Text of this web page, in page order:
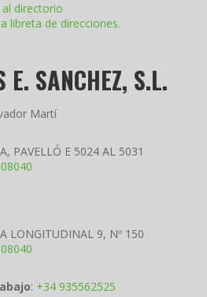
al directorio
libreta de direcciones.
E. SANCHEZ, S.L.
Martí
PAVELLÓ E 5024 AL 5031
08040
LONGITUDINAL 9, Nº 150
08040
: +34 935562525